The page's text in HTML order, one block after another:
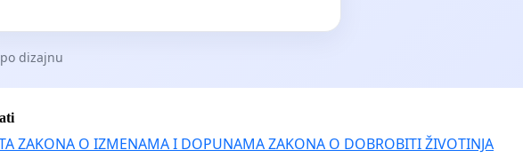
dizajnu
ZAKONA O IZMENAMA I DOPUNAMA ZAKONA O DOBROBITI ŽIVOTINJA